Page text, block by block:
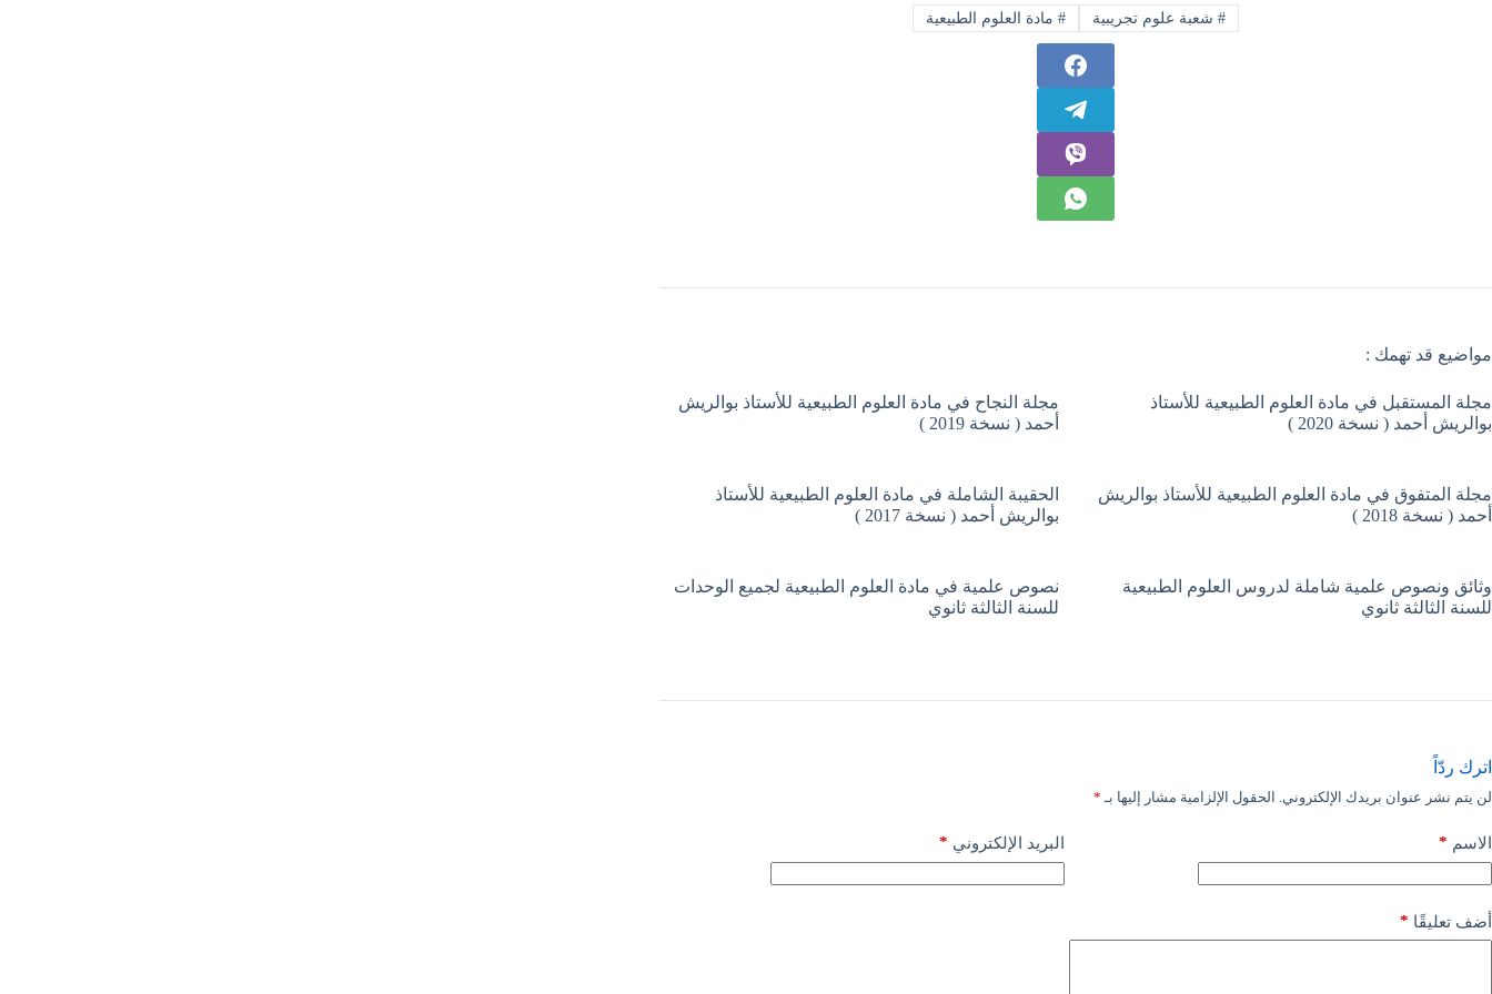
# شعبة علوم تجريبية #مادة العلوم الطبيعية
مواضيع قد تهمك :
مجلة المستقبل في مادة العلوم الطبيعية للأستاذ
بوالريش أحمد ( نسخة 2020 )
مجلة النجاح في مادة العلوم الطبيعية للأستاذ بوالريش
أحمد ( نسخة 2019 )
مجلة المتفوق في مادة العلوم الطبيعية للأستاذ بوالريش
أحمد ( نسخة 2018 )
الحقيبة الشاملة في مادة العلوم الطبيعية للأستاذ
بوالريش أحمد ( نسخة 2017 )
وثائق ونصوص علمية شاملة لدروس العلوم الطبيعية
للسنة الثالثة ثانوي
نصوص علمية في مادة العلوم الطبيعية لجميع الوحدات
للسنة الثالثة ثانوي
اترك ردّاً
لن يتم نشر عنوان بريدك الإلكتروني. الحقول الإلزامية مشار إليها بـ *
الاسم * البريد الإلكتروني *
أضف تعليقًا *